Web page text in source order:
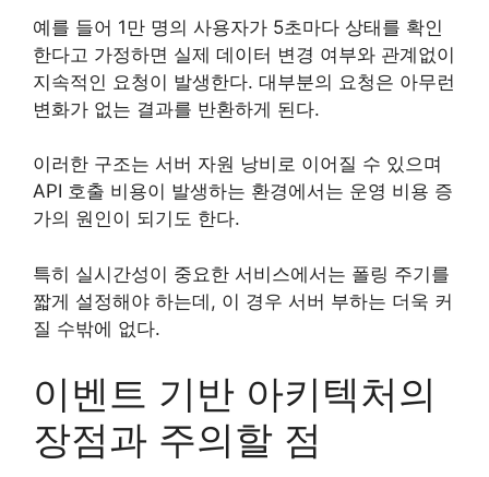
예를 들어 1만 명의 사용자가 5초마다 상태를 확인
한다고 가정하면 실제 데이터 변경 여부와 관계없이
지속적인 요청이 발생한다. 대부분의 요청은 아무런
변화가 없는 결과를 반환하게 된다.
이러한 구조는 서버 자원 낭비로 이어질 수 있으며
API 호출 비용이 발생하는 환경에서는 운영 비용 증
가의 원인이 되기도 한다.
특히 실시간성이 중요한 서비스에서는 폴링 주기를
짧게 설정해야 하는데, 이 경우 서버 부하는 더욱 커
질 수밖에 없다.
이벤트 기반 아키텍처의
장점과 주의할 점